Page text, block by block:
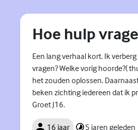
Hoe hulp
Een lang verhaal kort. Ik
vragen? Welke vorig hoorde?(
het zouden oplossen.
beken zichting iedereen dat ik
Groet J16.
16 jaar 5 jaren geleden